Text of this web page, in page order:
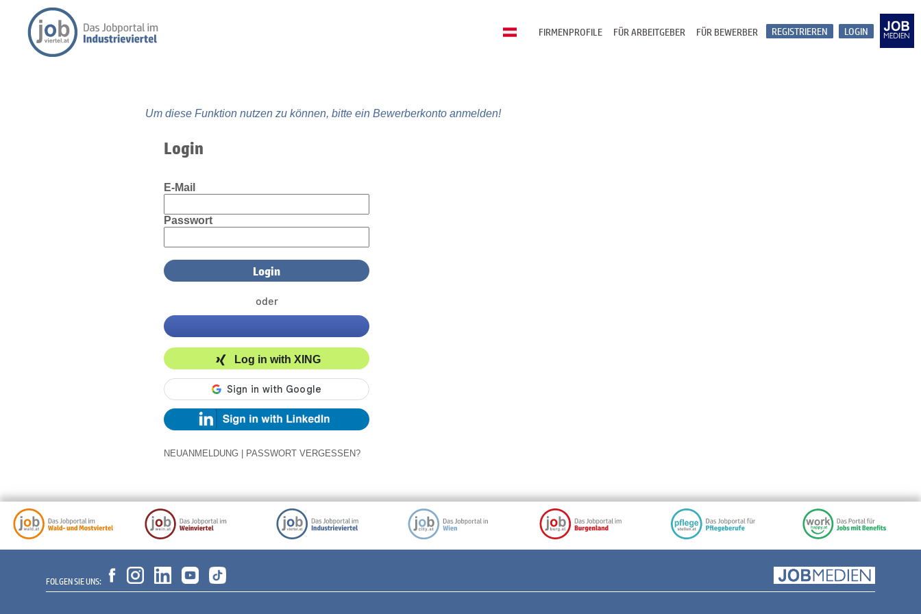
LOGIN
REGISTRIEREN
FÜR BEWERBER
FÜR ARBEITGEBER
FIRMENPROFILE
Um diese Funktion nutzen zu können, bitte ein Bewerberkonto anmelden!
Login
E-Mail
Passwort
oder
Log in with XING
NEUANMELDUNG PASSWORT VERGESSEN?
FOLGEN SIE UNS: